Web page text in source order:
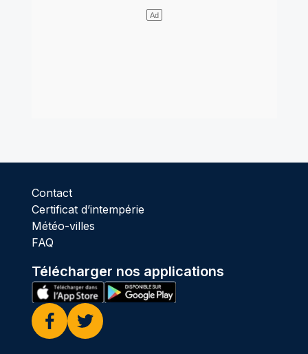
Contact
Certificat d’intempérie
Météo-villes
FAQ
Télécharger nos applications
Facebook
Twitter